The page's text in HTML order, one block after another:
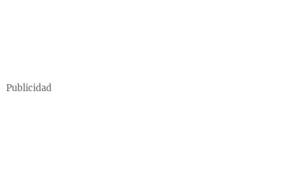
Publicidad